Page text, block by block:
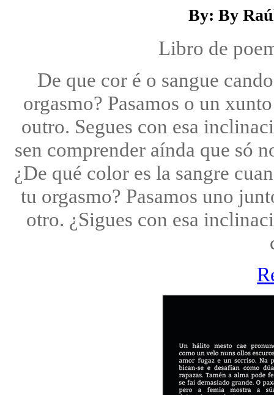
By: By
Libro de
De que cor é o sangue
orgasmo? Pasamos o un
outro. Segues con esa
sen comprender aínda que só
¿De qué color es la sangre
tu orgasmo? Pasamos uno
otro. ¿Sigues con esa